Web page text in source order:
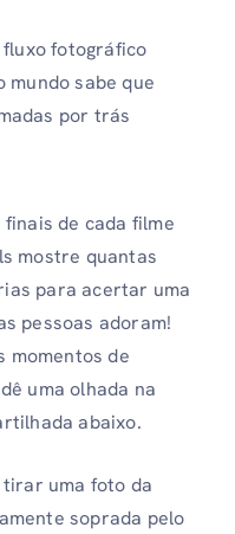
fluxo fotográfico
sabe que
por trás
de cada filme
mostre quantas
para acertar uma
pessoas adoram!
momentos de
uma olhada na
abaixo.
uma foto da
soprada pelo